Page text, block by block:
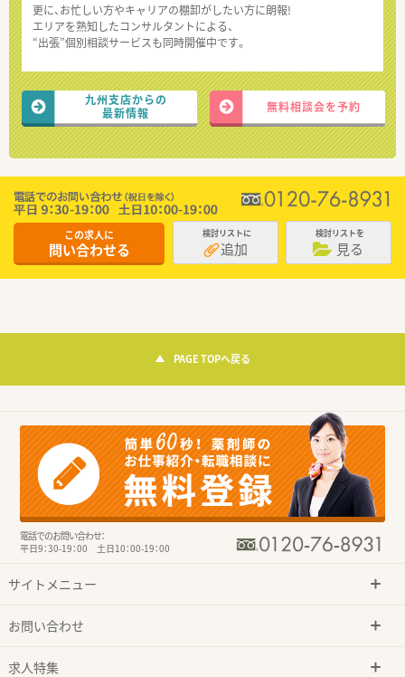
更に、お忙しい方やキャリアの棚卸がしたい方に朗報!
エリアを熟知したコンサルタントによる、
“出張”個別相談サービスも同時開催中です。
九州支店からの
最新情報
無料相談会を予約
この求人に
問い合わせる
検討リストに
追加
検討リストを
見る
PAGE TOPへ戻る
電話でのお問い合わせ：
平日9：30-19：00 土日10：00-19：00
サイトメニュー
お問い合わせ
求人特集